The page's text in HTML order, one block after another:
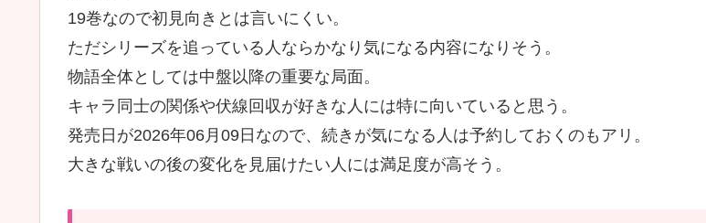
19巻なので初見向きとは言いにくい。
ただシリーズを追っている人ならかなり気になる内容になりそう。
物語全体としては中盤以降の重要な局面。
キャラ同士の関係や伏線回収が好きな人には特に向いていると思う。
発売日が2026年06月09日なので、続きが気になる人は予約しておくのもアリ。
大きな戦いの後の変化を見届けたい人には満足度が高そう。